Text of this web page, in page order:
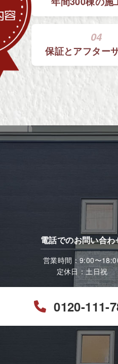
04
保証とアフター
電話でのお問い合わ
営業時間：9:00〜
定休日：土日祝
0120-111-